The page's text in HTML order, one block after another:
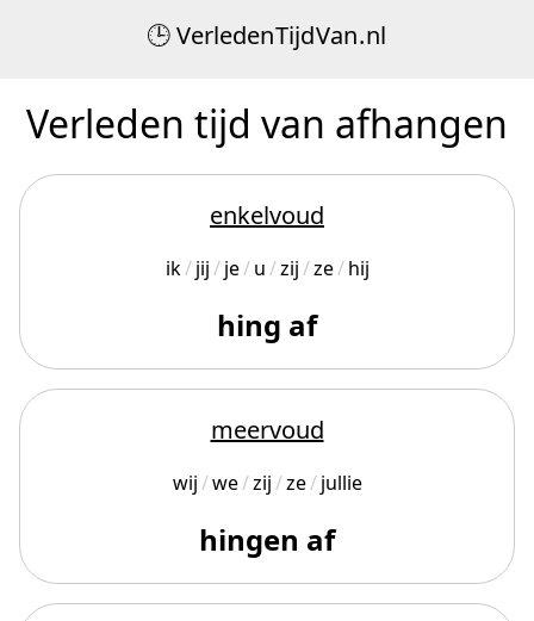
VerledenTijdVan.nl
Verleden tijd van afhangen
enkelvoud
ik jij je u zij ze hij
hing af
meervoud
wij we zij ze jullie
hingen af